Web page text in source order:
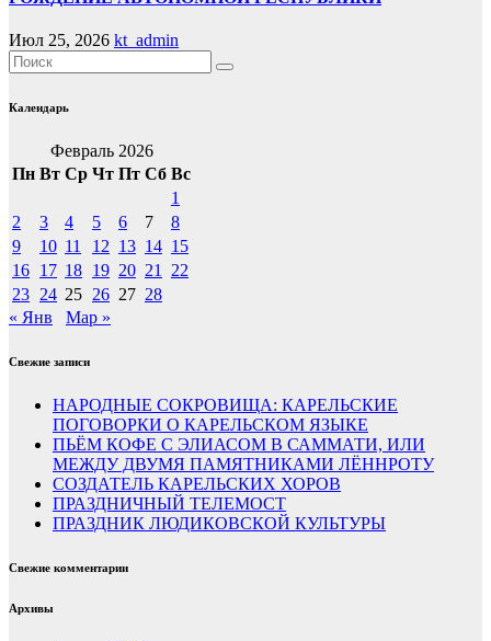
Июл 25, 2026 kt_admin
Календарь
Февраль 2026
Пн Вт Ср Чт Пт Сб Вс
1
2
3 4 5 6 7
8
9
10 11 12 13 14 15
16 17 18 19 20 21 22
23 24 25 26 27 28
« Янв
Мар »
Свежие записи
НАРОДНЫЕ СОКРОВИЩА: КАРЕЛЬСКИЕ
ПОГОВОРКИ О КАРЕЛЬСКОМ ЯЗЫКЕ
ПЬЁМ КОФЕ С ЭЛИАСОМ В САММАТИ, ИЛИ
МЕЖДУ ДВУМЯ ПАМЯТНИКАМИ ЛЁННРОТУ
СОЗДАТЕЛЬ КАРЕЛЬСКИХ ХОРОВ
ПРАЗДНИЧНЫЙ ТЕЛЕМОСТ
ПРАЗДНИК ЛЮДИКОВСКОЙ КУЛЬТУРЫ
Свежие комментарии
Архивы